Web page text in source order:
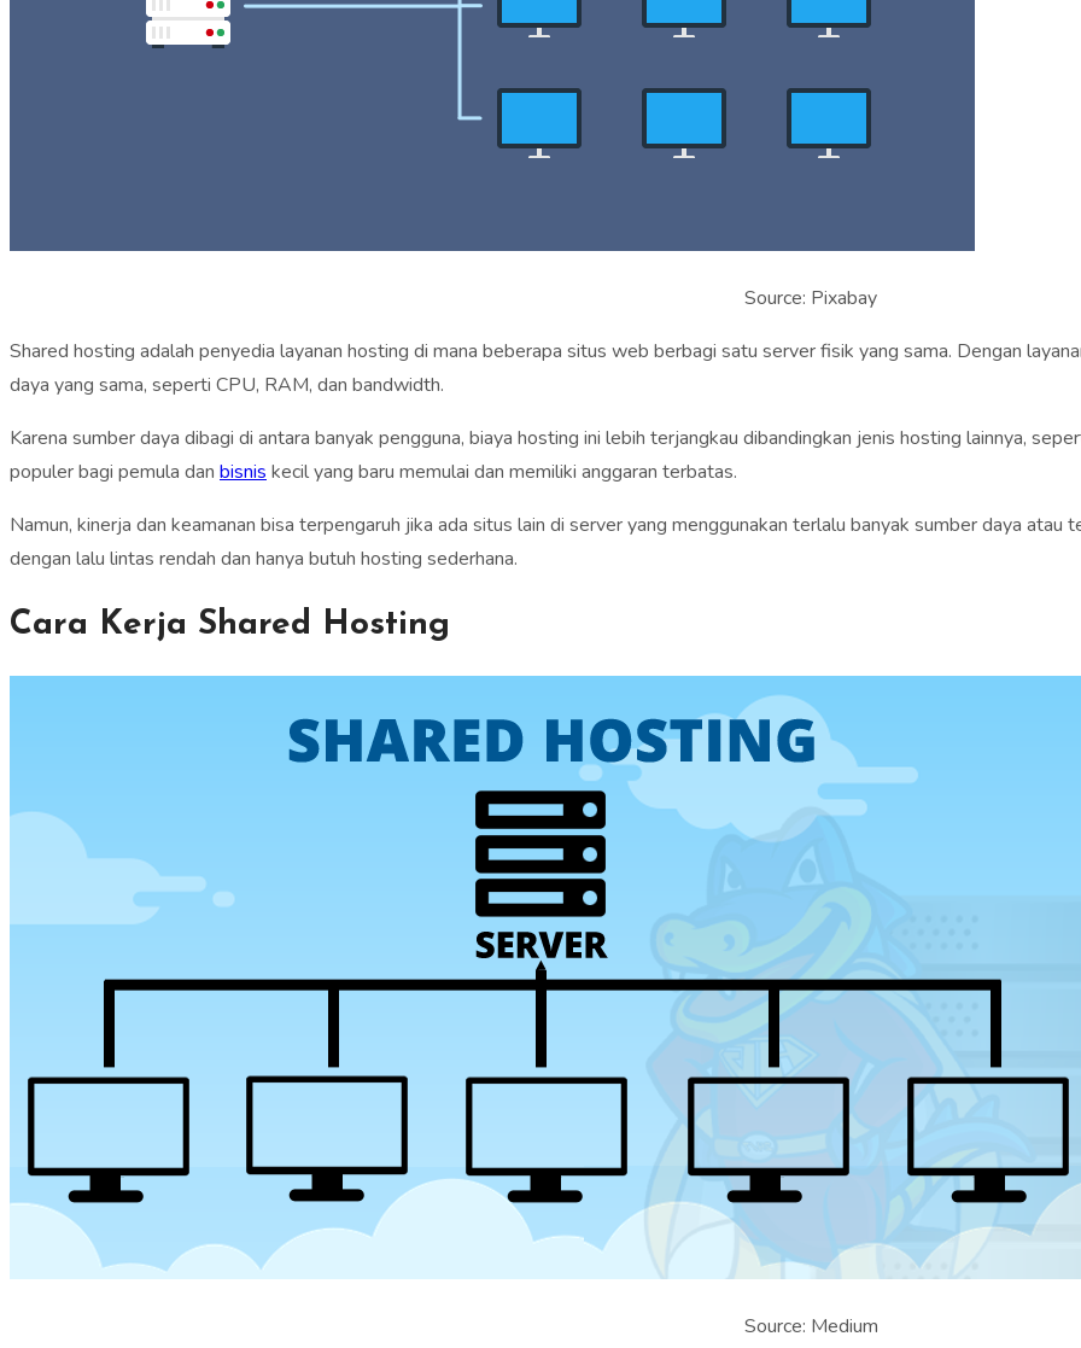
Source: Pixabay
Shared hosting adalah penyedia layanan hosting di mana beberapa situs web berbagi satu server fisik yang sama. Dengan
daya yang sama, seperti CPU, RAM, dan bandwidth.
Karena sumber daya dibagi di antara banyak pengguna, biaya hosting ini lebih terjangkau dibandingkan jenis hosting lainnya,
populer bagi pemula dan bisnis kecil yang baru memulai dan memiliki anggaran terbatas.
Namun, kinerja dan keamanan bisa terpengaruh jika ada situs lain di server yang menggunakan terlalu banyak sumber daya atau
dengan lalu lintas rendah dan hanya butuh hosting sederhana.
Cara Kerja Shared Hosting
Source: Medium